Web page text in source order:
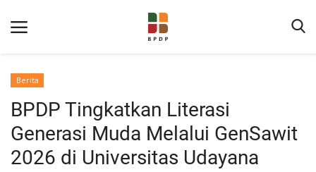
Berita
BPDP Tingkatkan Literasi
Generasi Muda Melalui GenSawit
2026 di Universitas Udayana